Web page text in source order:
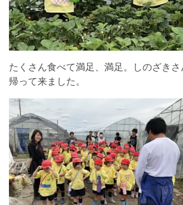
たくさん食べて満足、満足。しのざき
帰って来ました。